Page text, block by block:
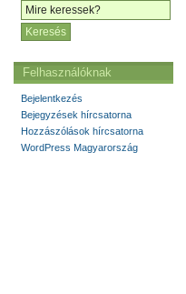
Felhasználóknak
Bejelentkezés
Bejegyzések hírcsatorna
Hozzászólások hírcsatorna
WordPress Magyarország